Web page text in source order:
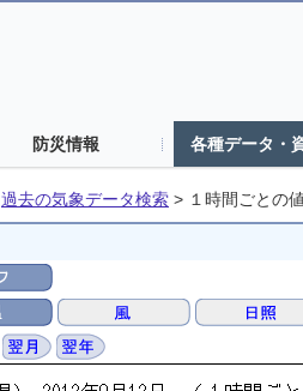
防災情報 各種データ・
過去の気象データ検索 > １時間ごとの